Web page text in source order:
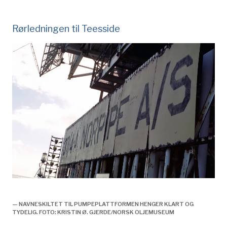
Rørledningen til Teesside
— NAVNESKILTET TIL PUMPEPLATTFORMEN HENGER KLART OG
TYDELIG. FOTO: KRISTIN Ø. GJERDE/NORSK OLJEMUSEUM